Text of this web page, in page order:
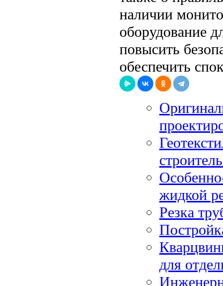
наличии
оборудование
повысить
обеспечить
жидкой
Резка
для